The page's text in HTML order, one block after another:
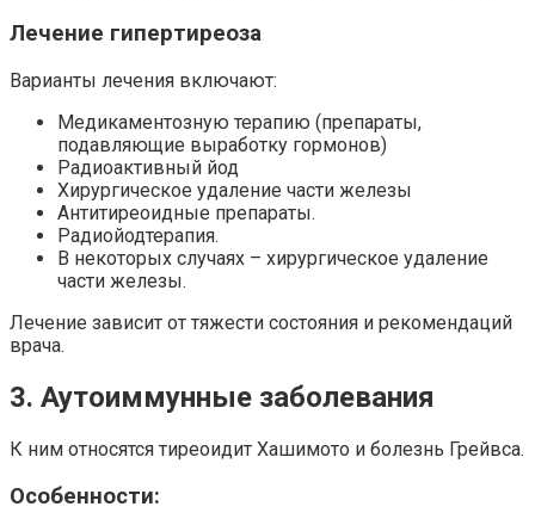
Лечение гипертиреоза
Варианты лечения включают:
Медикаментозную терапию (препараты,
подавляющие выработку гормонов)
Радиоактивный йод
Хирургическое удаление части железы
Антитиреоидные препараты.
Радиойодтерапия.
В некоторых случаях – хирургическое удаление
части железы.
Лечение зависит от тяжести состояния и рекомендаций
врача.
3. Аутоиммунные заболевания
К ним относятся тиреоидит Хашимото и болезнь Грейвса.
Особенности: